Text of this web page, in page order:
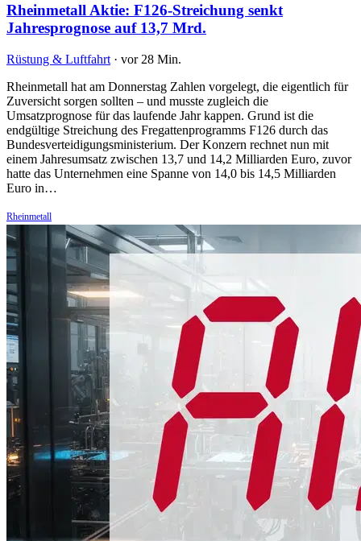
Rheinmetall Aktie: F126-Streichung senkt
Jahresprognose auf 13,7 Mrd.
Rüstung & Luftfahrt · vor 28 Min.
Rheinmetall hat am Donnerstag Zahlen vorgelegt, die eigentlich für
Zuversicht sorgen sollten – und musste zugleich die
Umsatzprognose für das laufende Jahr kappen. Grund ist die
endgültige Streichung des Fregattenprogramms F126 durch das
Bundesverteidigungsministerium. Der Konzern rechnet nun mit
einem Jahresumsatz zwischen 13,7 und 14,2 Milliarden Euro, zuvor
hatte das Unternehmen eine Spanne von 14,0 bis 14,5 Milliarden
Euro in…
Rheinmetall